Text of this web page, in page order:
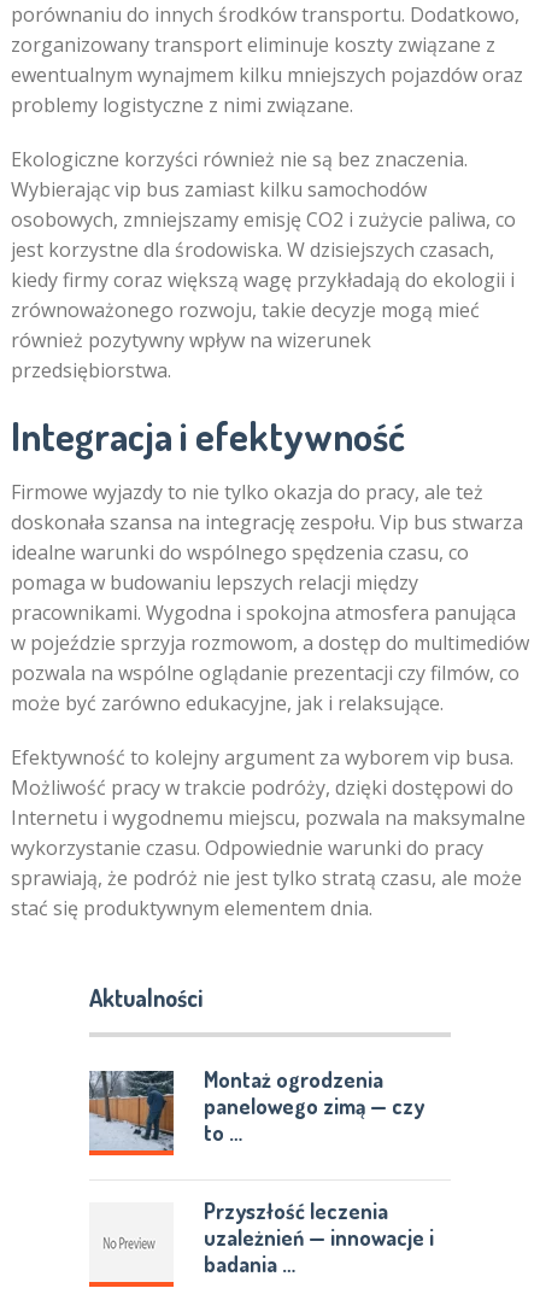
porównaniu do innych środków transportu. Dodatkowo,
zorganizowany transport eliminuje koszty związane z
ewentualnym wynajmem kilku mniejszych pojazdów oraz
problemy logistyczne z nimi związane.
Ekologiczne korzyści również nie są bez znaczenia.
Wybierając vip bus zamiast kilku samochodów
osobowych, zmniejszamy emisję CO2 i zużycie paliwa, co
jest korzystne dla środowiska. W dzisiejszych czasach,
kiedy firmy coraz większą wagę przykładają do ekologii i
zrównoważonego rozwoju, takie decyzje mogą mieć
również pozytywny wpływ na wizerunek
przedsiębiorstwa.
Integracja i efektywność
Firmowe wyjazdy to nie tylko okazja do pracy, ale też
doskonała szansa na integrację zespołu. Vip bus stwarza
idealne warunki do wspólnego spędzenia czasu, co
pomaga w budowaniu lepszych relacji między
pracownikami. Wygodna i spokojna atmosfera panująca
w pojeździe sprzyja rozmowom, a dostęp do multimediów
pozwala na wspólne oglądanie prezentacji czy filmów, co
może być zarówno edukacyjne, jak i relaksujące.
Efektywność to kolejny argument za wyborem vip busa.
Możliwość pracy w trakcie podróży, dzięki dostępowi do
Internetu i wygodnemu miejscu, pozwala na maksymalne
wykorzystanie czasu. Odpowiednie warunki do pracy
sprawiają, że podróż nie jest tylko stratą czasu, ale może
stać się produktywnym elementem dnia.
Aktualności
Montaż ogrodzenia
panelowego zimą — czy
to …
Przyszłość leczenia
uzależnień — innowacje i
badania …